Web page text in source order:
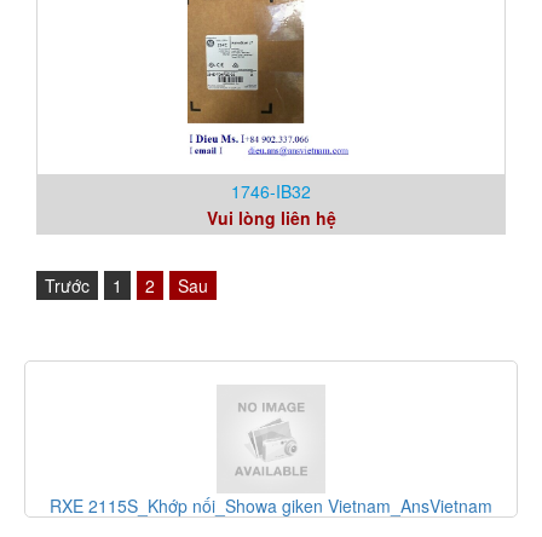
1746-IB32
Vui lòng liên hệ
Trước 1 2 Sau
RXE 2115S_Khớp nối_Showa giken Vietnam_AnsVietnam